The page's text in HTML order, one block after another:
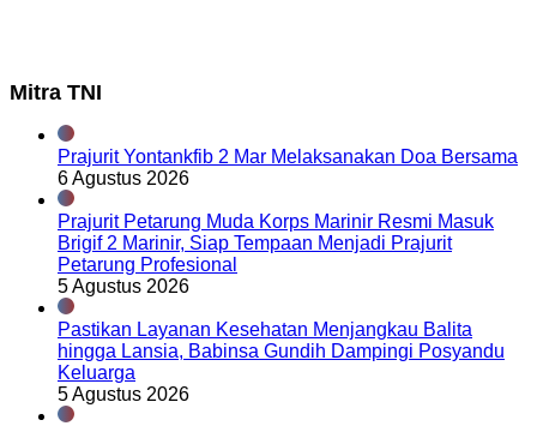
Mitra TNI
Prajurit Yontankfib 2 Mar Melaksanakan Doa Bersama
6 Agustus 2026
Prajurit Petarung Muda Korps Marinir Resmi Masuk
Brigif 2 Marinir, Siap Tempaan Menjadi Prajurit
Petarung Profesional
5 Agustus 2026
Pastikan Layanan Kesehatan Menjangkau Balita
hingga Lansia, Babinsa Gundih Dampingi Posyandu
Keluarga
5 Agustus 2026